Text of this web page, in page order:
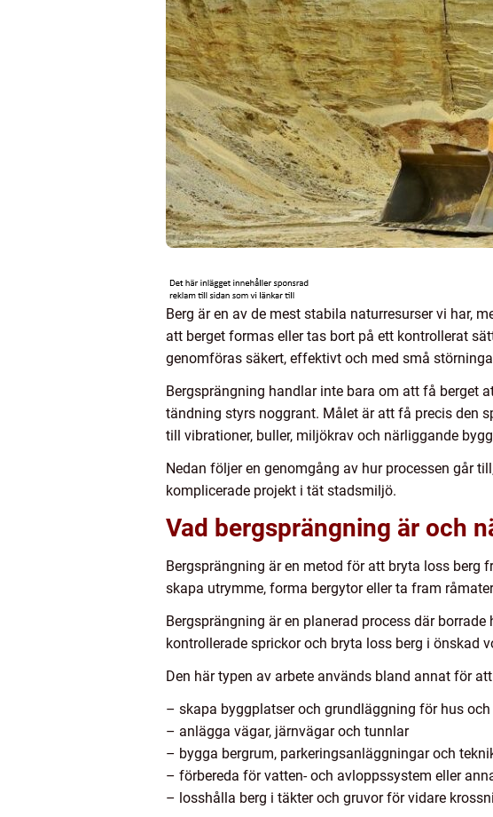
Berg är en av de mest stabila naturresurser vi har,
att berget formas eller tas bort på ett kontrollerat
genomföras säkert, effektivt och med små
Bergsprängning handlar inte bara om att få berget
tändning styrs noggrant. Målet är att få precis den
till vibrationer, buller, miljökrav och närliggande
Nedan följer en genomgång av hur processen går
komplicerade projekt i tät stadsmiljö.
Vad bergsprängning är och
Bergsprängning är en metod för att bryta loss berg
skapa utrymme, forma bergytor eller ta fram
Bergsprängning är en planerad process där
kontrollerade sprickor och bryta loss berg i önskad
Den här typen av arbete används bland annat för att
– skapa byggplatser och grundläggning för hus
– anlägga vägar, järnvägar och tunnlar
– bygga bergrum, parkeringsanläggningar och
– förbereda för vatten- och avloppssystem eller
– losshålla berg i täkter och gruvor för vidare